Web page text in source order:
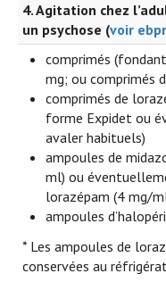
4. Agitation chez
un psychose (voir
comprimés
mg; ou comprimés
comprimés de
forme Expidet ou
avaler habituels)
ampoules de
ml) ou
lorazépam (4 mg/
ampoules
* Les ampoules de
conservées au